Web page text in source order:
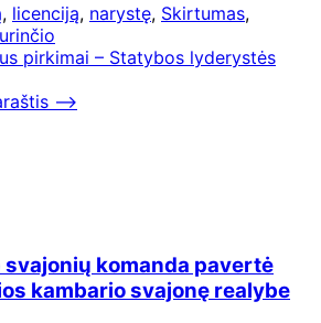
, licenciją, narystę, Skirtumas,
pirkimai – Statybos lyderystės
⟶
komanda pavertė
kambario svajonę realybe